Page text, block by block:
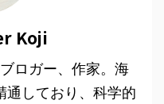
Koji
ロガー、作家。海
通しており、科学的